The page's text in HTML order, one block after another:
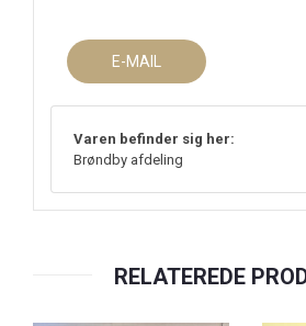
E-MAIL
Varen befinder sig her:
Brøndby afdeling
RELATEREDE